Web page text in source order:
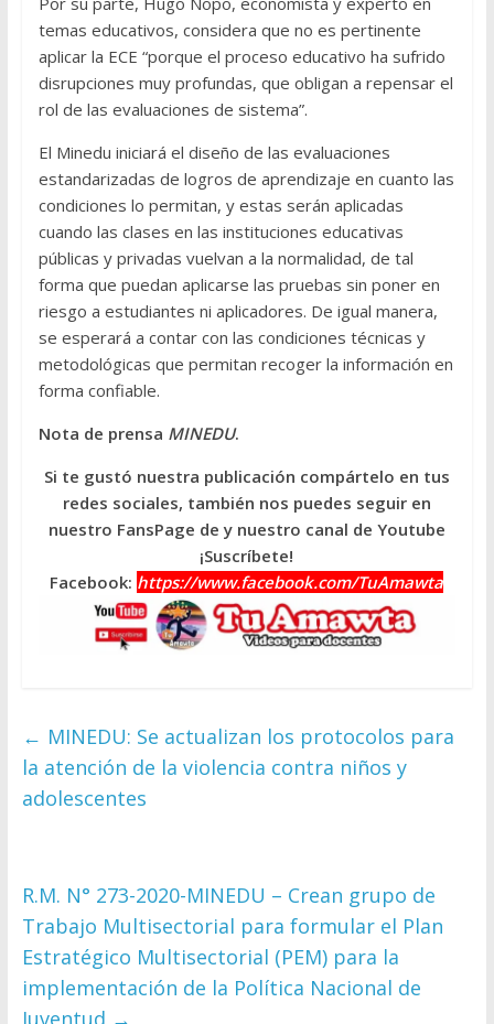
temas educativos, considera que no es pertinente
aplicar la ECE “porque el proceso educativo ha sufrido
disrupciones muy profundas, que obligan a repensar el
rol de las evaluaciones de sistema”.
El Minedu iniciará el diseño de las evaluaciones
estandarizadas de logros de aprendizaje en cuanto las
condiciones lo permitan, y estas serán aplicadas
cuando las clases en las instituciones educativas
públicas y privadas vuelvan a la normalidad, de tal
forma que puedan aplicarse las pruebas sin poner en
riesgo a estudiantes ni aplicadores. De igual manera,
se esperará a contar con las condiciones técnicas y
metodológicas que permitan recoger la información en
forma confiable.
Nota de prensa MINEDU.
Si te gustó nuestra publicación compártelo en tus
redes sociales, también nos puedes seguir en
nuestro FansPage de y nuestro canal de Youtube
¡Suscríbete!
Facebook: https://www.facebook.com/TuAmawta
← MINEDU: Se actualizan los protocolos para
la atención de la violencia contra niños y
adolescentes
R.M. N° 273-2020-MINEDU – Crean grupo de
Trabajo Multisectorial para formular el Plan
Estratégico Multisectorial (PEM) para la
implementación de la Política Nacional de